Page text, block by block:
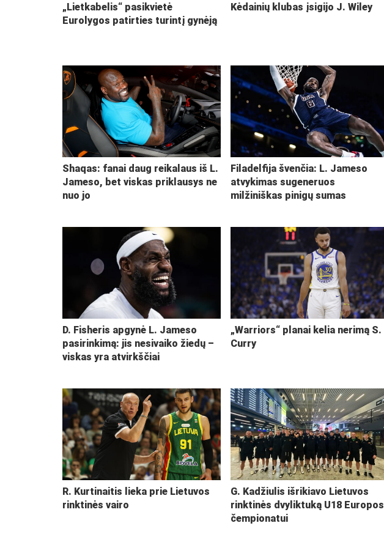
„Lietkabelis“ pasikvietė
Eurolygos patirties turintį gynėją
Kėdainių klubas įsigijo J. Wiley
Shaqas: fanai daug reikalaus iš L.
Jameso, bet viskas priklausys ne
nuo jo
Filadelfija švenčia: L. Jameso
atvykimas sugeneruos
milžiniškas pinigų sumas
D. Fisheris apgynė L. Jameso
pasirinkimą: jis nesivaiko žiedų –
viskas yra atvirkščiai
„Warriors“ planai kelia nerimą S.
Curry
R. Kurtinaitis lieka prie Lietuvos
rinktinės vairo
G. Kadžiulis išrikiavo Lietuvos
rinktinės dvyliktuką U18 Europos
čempionatui